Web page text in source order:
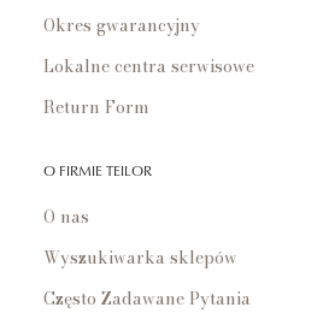
Okres gwarancyjny
Lokalne centra serwisowe
Return Form
O FIRMIE TEILOR
O nas
Wyszukiwarka sklepów
Często Zadawane Pytania